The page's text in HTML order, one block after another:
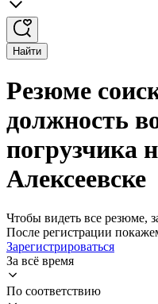
Найти
Резюме
должность
погрузчика
Алексеевске
Чтобы видеть все резюме,
После регистрации
Зарегистрироваться
За всё время
По соответствию